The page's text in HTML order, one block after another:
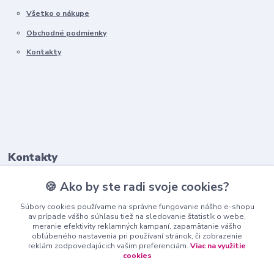
Všetko o nákupe
Obchodné podmienky
Kontakty
Kontakty
+421911 569 017
(Po-Pia, 8-16 hod.)
info@nndecor.sk
🍪 Ako by ste radi svoje cookies?
Súbory cookies používame na správne fungovanie nášho e-shopu
av prípade vášho súhlasu tiež na sledovanie štatistík o webe,
meranie efektivity reklamných kampaní, zapamätanie vášho
obľúbeného nastavenia pri používaní stránok, či zobrazenie
reklám zodpovedajúcich vašim preferenciám. Viac na využitie
cookies